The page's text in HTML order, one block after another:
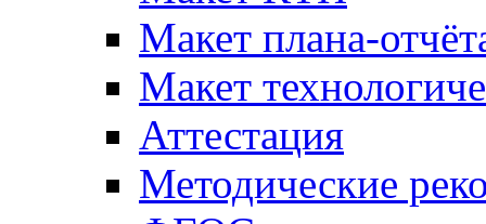
Макет плана-
Макет
Аттестация
Методические